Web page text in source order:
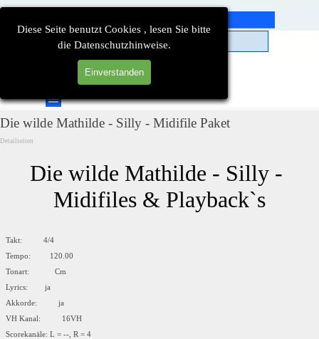
Diese Seite benutzt Cookies , lesen Sie bitte
die Datenschutzhinweise.
Einverstanden
Direkt zum Seiteninhalt
Menü überspringen
Die wilde Mathilde - Silly - Midifile Paket
Detailseiten
Die wilde Mathilde - Silly -
Midifiles & Playback`s
Takt: 4/4
Tempo: 120.00
Tonart: Cm
Lyrics: ja
Akkorde: ja
VH Kanal: 16VH
Scorekanäle: L = --, R = 4